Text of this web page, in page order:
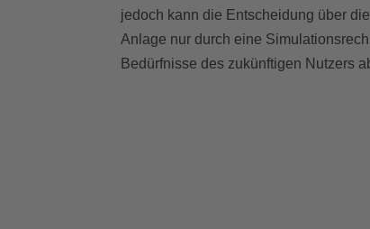
jedoch kann die Entscheidung über
Anlage nur durch eine
Bedürfnisse des zukünftigen Nutzers